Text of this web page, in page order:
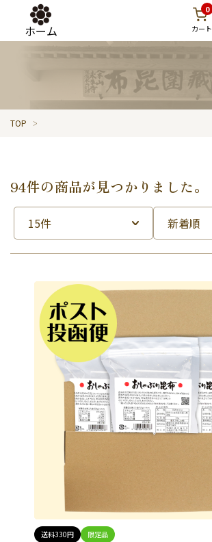
ホーム
0
カート
TOP
94件の商品が見つかりました。
送料330円 限定品